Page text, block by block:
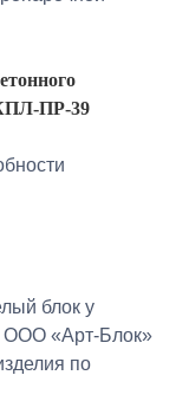
КПЛ-ПР-39
блок у
ООО «Арт-Блок»
по